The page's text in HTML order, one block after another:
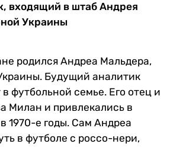
входящий в штаб Андрея
Украины
родился Андреа Мальдера,
Будущий аналитик
футбольной семье. Его отец и
Милан и привлекались в
1970-е годы. Сам Андреа
в футболе с россо-нери,